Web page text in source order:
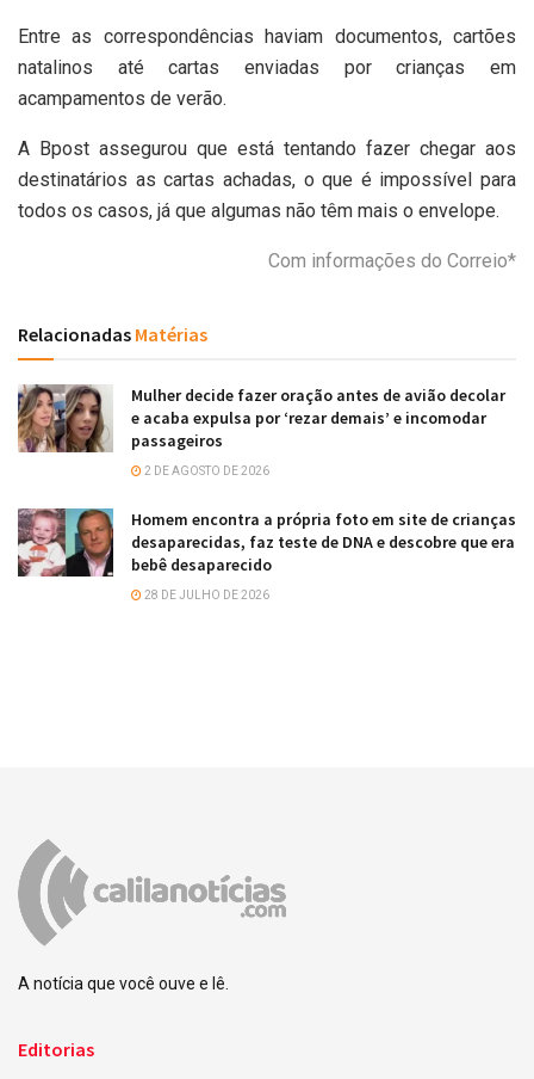
Entre as correspondências haviam documentos, cartões
natalinos até cartas enviadas por crianças em
acampamentos de verão.
A Bpost assegurou que está tentando fazer chegar aos
destinatários as cartas achadas, o que é impossível para
todos os casos, já que algumas não têm mais o envelope.
Com informações do Correio*
Relacionadas Matérias
Mulher decide fazer oração antes de avião decolar
e acaba expulsa por ‘rezar demais’ e incomodar
passageiros
2 DE AGOSTO DE 2026
Homem encontra a própria foto em site de crianças
desaparecidas, faz teste de DNA e descobre que era
bebê desaparecido
28 DE JULHO DE 2026
A notícia que você ouve e lê.
Editorias